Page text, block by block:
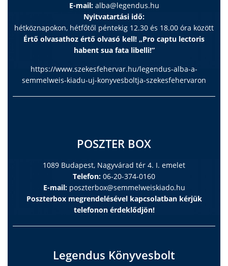
E-mail: alba@legendus.hu
Nyitvatartási idő:
hétköznapokon, hétfőtől péntekig 12.30 és 18.00 óra között
Értő olvasathoz értő olvasó kell! „Pro captu lectoris
habent sua fata libelli!”
https://www.szekesfehervar.hu/legendus-alba-a-
semmelweis-kiadu-uj-konyvesboltja-szekesfehervaron
POSZTER BOX
1089 Budapest, Nagyvárad tér 4. I. emelet
Telefon: 06-20-374-0160
E-mail: poszterbox@semmelweiskiado.hu
Poszterbox megrendelésével kapcsolatban kérjük
telefonon érdeklődjön!
Legendus Könyvesbolt